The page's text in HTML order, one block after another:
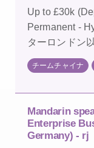
Up to £30k
Permanent -
ターロンドン
チームチャイナ
Mandarin
Enterprise
Germany) - rj